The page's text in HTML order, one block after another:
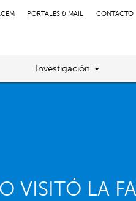
PORTALES & MAIL CONTACTO
Investigación
VISITÓ LA